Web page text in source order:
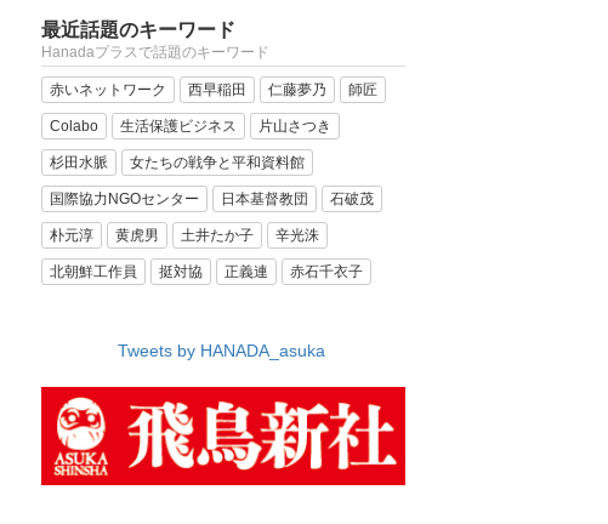
最近話題のキーワード
Hanadaプラスで話題のキーワード
赤いネットワーク 西早稲田 仁藤夢乃 師匠
Colabo 生活保護ビジネス 片山さつき
杉田水脈 女たちの戦争と平和資料館
国際協力NGOセンター 日本基督教団 石破茂
朴元淳 黄虎男 土井たか子 辛光洙
北朝鮮工作員 挺対協 正義連 赤石千衣子
Tweets by HANADA_asuka